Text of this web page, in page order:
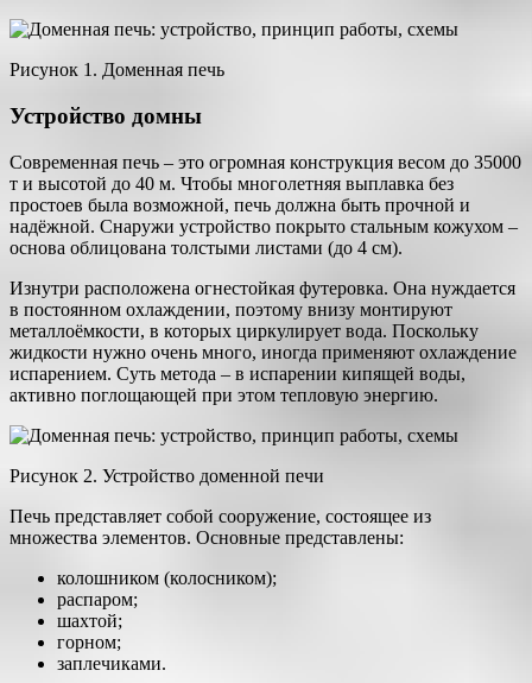
Рисунок 1. Доменная печь
Устройство домны
Современная печь – это огромная конструкция весом до 35000
т и высотой до 40 м. Чтобы многолетняя выплавка без
простоев была возможной, печь должна быть прочной и
надёжной. Снаружи устройство покрыто стальным кожухом –
основа облицована толстыми листами (до 4 см).
Изнутри расположена огнестойкая футеровка. Она нуждается
в постоянном охлаждении, поэтому внизу монтируют
металлоёмкости, в которых циркулирует вода. Поскольку
жидкости нужно очень много, иногда применяют охлаждение
испарением. Суть метода – в испарении кипящей воды,
активно поглощающей при этом тепловую энергию.
Рисунок 2. Устройство доменной печи
Печь представляет собой сооружение, состоящее из
множества элементов. Основные представлены:
колошником (колосником);
распаром;
шахтой;
горном;
заплечиками.